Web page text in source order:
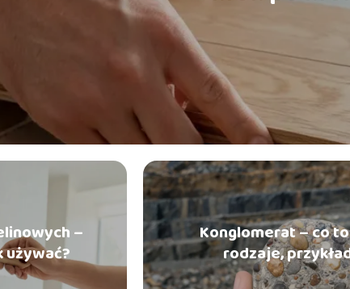
–
używać?
Konglomerat – co
rodzaje,
zastosowania